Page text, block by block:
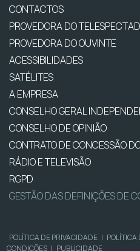
CONTACTOS
PROVEDORA DO
PROVEDORA DO OUVINTE
ACESSIBILIDADES
SATÉLITES
A EMPRESA
CONSELHO GERAL
CONSELHO DE OPINIÃO
CONTRATO DE CONCESSÃO
RÁDIO E TELEVISÃO
RGPD
GESTÃO DAS DEFINIÇÕES DE
POLÍTICA DE PRIVACIDADE | POLÍTICA
CONDIÇÕES | PUBLICIDADE